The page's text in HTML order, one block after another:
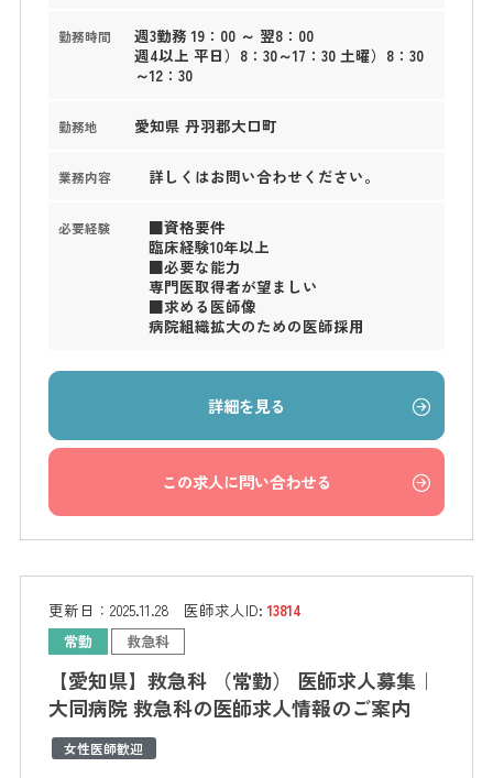
勤務時間
週3勤務 19：00 ～ 翌8：00
週4以上 平日）8：30～17：30 土曜）8：30
～12：30
勤務地 愛知県 丹羽郡大口町
業務内容 詳しくはお問い合わせください。
必要経験
■資格要件
臨床経験10年以上
■必要な能力
専門医取得者が望ましい
■求める医師像
病院組織拡大のための医師採用
詳細を見る
この求人に問い合わせる
更新日： 2025.11.28 医師求人ID:13814
常勤 救急科
【愛知県】救急科 （常勤） 医師求人募集｜
大同病院 救急科の医師求人情報のご案内
女性医師歓迎